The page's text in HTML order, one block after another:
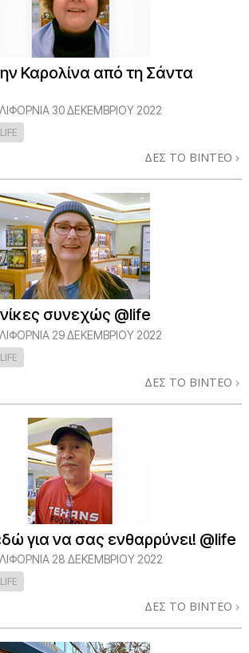
Καρολίνα από τη Σάντα
30 ΔΕΚΕΜΒΡΙΟΥ 2022
ΔΕΣ ΤΟ ΒΙΝΤΕΟ
συνεχώς @life
29 ΔΕΚΕΜΒΡΙΟΥ 2022
ΔΕΣ ΤΟ ΒΙΝΤΕΟ
για να σας ενθαρρύνει! @life
28 ΔΕΚΕΜΒΡΙΟΥ 2022
ΔΕΣ ΤΟ ΒΙΝΤΕΟ